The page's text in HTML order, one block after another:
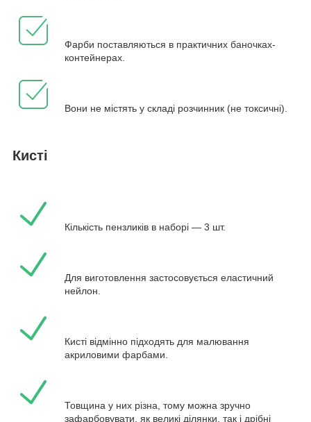
Фарби поставляються в практичних баночках-
контейнерах.
Вони не містять у складі розчинник (не токсичні).
Кисті
Кількість пензликів в наборі — 3 шт.
Для виготовлення застосовується еластичний
нейлон.
Кисті відмінно підходять для малювання
акриловими фарбами.
Товщина у них різна, тому можна зручно
зафарбовувати, як великі ділянки, так і дрібні